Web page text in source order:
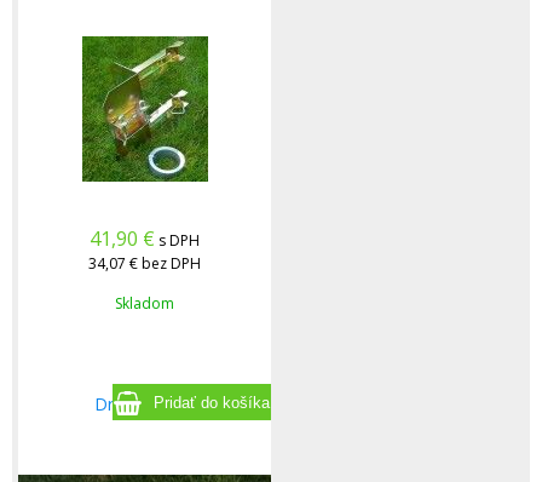
41,90 € s DPH
34,07 €bez DPH
Skladom
Držiak na tyč